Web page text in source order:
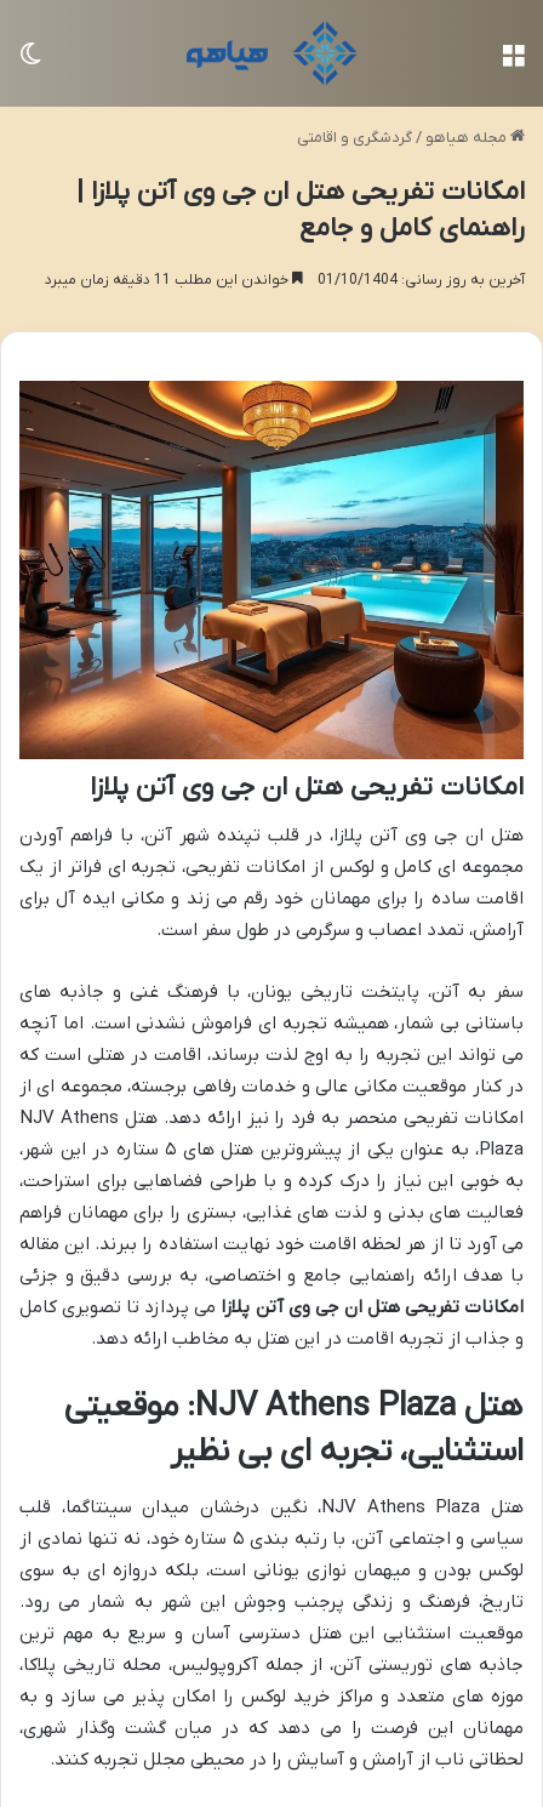
مجله هیاهو /گردشگری و اقامتی
امکانات تفریحی هتل ان جی وی آتن پلازا |
راهنمای کامل و جامع
آخرین به روز رسانی: 01/10/1404 خواندن این مطلب 11 دقیقه زمان میبرد
امکانات تفریحی هتل ان جی وی آتن پلازا
هتل ان جی وی آتن پلازا، در قلب تپنده شهر آتن، با فراهم آوردن
مجموعه ای کامل و لوکس از امکانات تفریحی، تجربه ای فراتر از یک
اقامت ساده را برای مهمانان خود رقم می زند و مکانی ایده آل برای
آرامش، تمدد اعصاب و سرگرمی در طول سفر است.
سفر به آتن، پایتخت تاریخی یونان، با فرهنگ غنی و جاذبه های
باستانی بی شمار، همیشه تجربه ای فراموش نشدنی است. اما آنچه
می تواند این تجربه را به اوج لذت برساند، اقامت در هتلی است که
در کنار موقعیت مکانی عالی و خدمات رفاهی برجسته، مجموعه ای از
امکانات تفریحی منحصر به فرد را نیز ارائه دهد. هتل NJV Athens
Plaza، به عنوان یکی از پیشروترین هتل های ۵ ستاره در این شهر،
به خوبی این نیاز را درک کرده و با طراحی فضاهایی برای استراحت،
فعالیت های بدنی و لذت های غذایی، بستری را برای مهمانان فراهم
می آورد تا از هر لحظه اقامت خود نهایت استفاده را ببرند. این مقاله
با هدف ارائه راهنمایی جامع و اختصاصی، به بررسی دقیق و جزئی
امکانات تفریحی هتل ان جی وی آتن پلازا می پردازد تا تصویری کامل
و جذاب از تجربه اقامت در این هتل به مخاطب ارائه دهد.
هتل NJV Athens Plaza: موقعیتی
استثنایی، تجربه ای بی نظیر
هتل NJV Athens Plaza، نگین درخشان میدان سینتاگما، قلب
سیاسی و اجتماعی آتن، با رتبه بندی ۵ ستاره خود، نه تنها نمادی از
لوکس بودن و میهمان نوازی یونانی است، بلکه دروازه ای به سوی
تاریخ، فرهنگ و زندگی پرجنب وجوش این شهر به شمار می رود.
موقعیت استثنایی این هتل دسترسی آسان و سریع به مهم ترین
جاذبه های توریستی آتن، از جمله آکروپولیس، محله تاریخی پلاکا،
موزه های متعدد و مراکز خرید لوکس را امکان پذیر می سازد و به
مهمانان این فرصت را می دهد که در میان گشت وگذار شهری،
لحظاتی ناب از آرامش و آسایش را در محیطی مجلل تجربه کنند.